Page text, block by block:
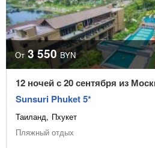
От 3 550 BYN
12 ночей с 20 сентября из
Sunsuri Phuket 5*
Таиланд Пхукет
Пляжный отдых